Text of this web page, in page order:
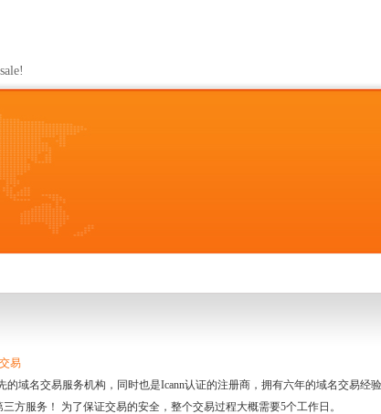
易
的域名交易服务机构，同时也是Icann认证的注册商，拥有六年的域名交易经
方服务！ 为了保证交易的安全，整个交易过程大概需要5个工作日。